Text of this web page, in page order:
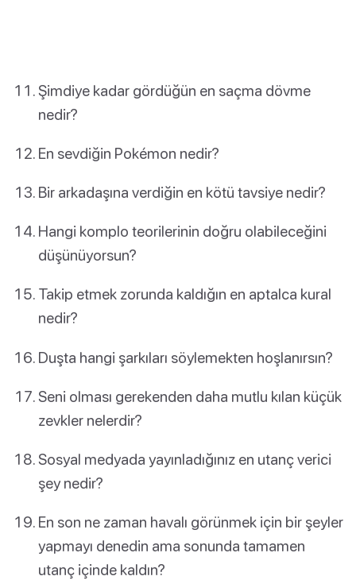
Şimdiye kadar gördüğün en saçma dövme
nedir?
En sevdiğin Pokémon nedir?
Bir arkadaşına verdiğin en kötü tavsiye nedir?
Hangi komplo teorilerinin doğru olabileceğini
düşünüyorsun?
Takip etmek zorunda kaldığın en aptalca kural
nedir?
Duşta hangi şarkıları söylemekten hoşlanırsın?
Seni olması gerekenden daha mutlu kılan küçük
zevkler nelerdir?
Sosyal medyada yayınladığınız en utanç verici
şey nedir?
En son ne zaman havalı görünmek için bir şeyler
yapmayı denedin ama sonunda tamamen
utanç içinde kaldın?